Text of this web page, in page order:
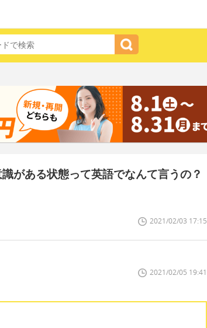
がある状態って英語でなんて言うの？
2021/02/03 17:15
2021/02/05 19:41